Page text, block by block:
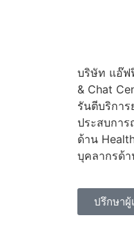
บริษัท แอ๊ฟ
& Chat
รันตีบริการ
ประสบกา
ด้าน
บุคลากรด้
ปรึกษาผู้